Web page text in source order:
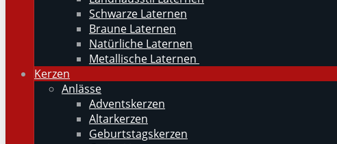
Schwarze Laternen
Braune Laternen
Natürliche Laternen
Metallische Laternen
Kerzen
Anlässe
Adventskerzen
Altarkerzen
Geburtstagskerzen